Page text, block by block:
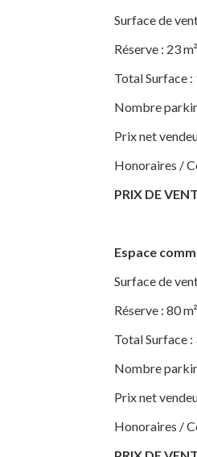
Surface de
Réserve : 23 m²
Total Surface :
Nombre
Prix net
Honoraires /
PRIX DE
Espace
Surface de
Réserve : 80 m²
Total Surface :
Nombre
Prix net
Honoraires /